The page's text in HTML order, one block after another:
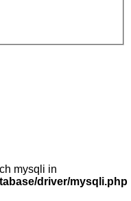
mysqli in
driver/mysqli.php